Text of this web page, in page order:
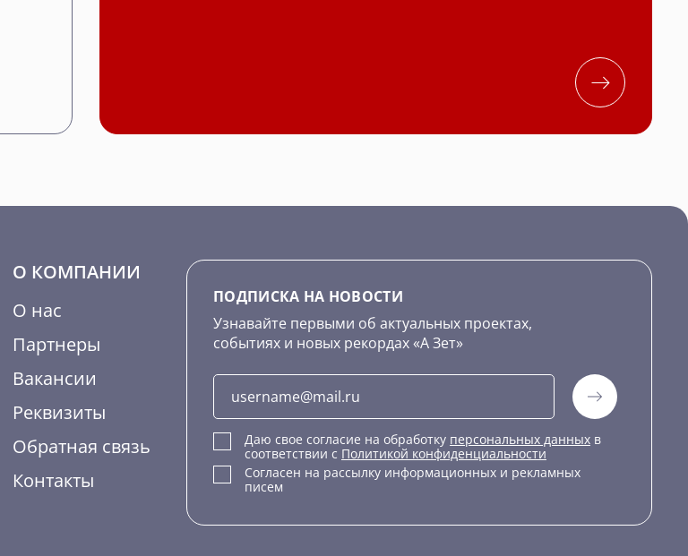
О КОМПАНИИ
О нас
Партнеры
Вакансии
Реквизиты
Обратная связь
Контакты
ПОДПИСКА НА НОВОСТИ
Узнавайте первыми об актуальных проектах,
событиях и новых рекордах «А Зет»
Даю свое согласие на обработку персональных данных в
соответствии с Политикой конфиденциальности
Согласен на рассылку информационных и рекламных
писем